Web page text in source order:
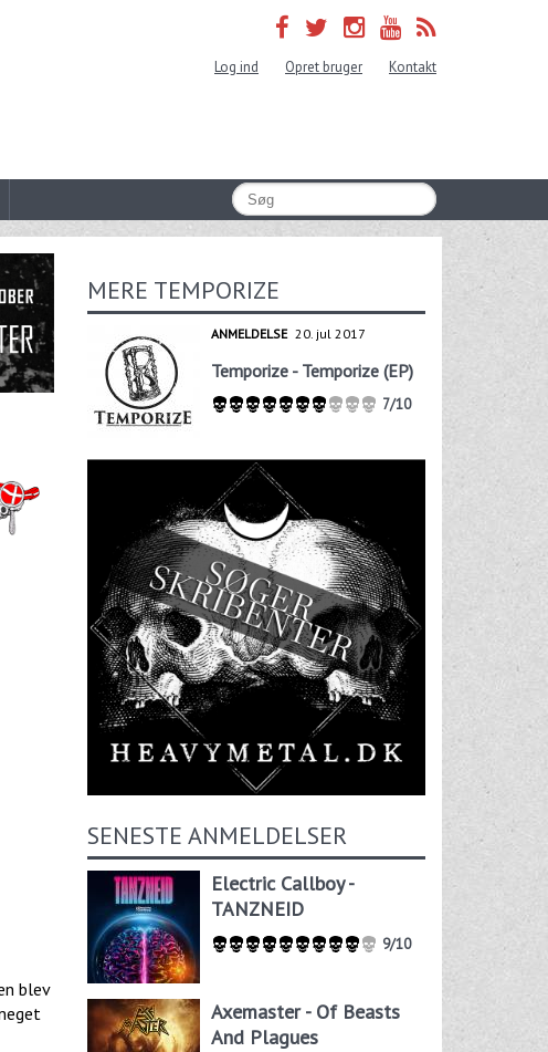
Log ind Opret bruger Kontakt
blev
MERE TEMPORIZE
ANMELDELSE 20. jul 2017
Temporize - Temporize (EP)
7/10
SENESTE ANMELDELSER
Electric Callboy -
TANZNEID
9/10
Axemaster - Of Beasts
And Plagues